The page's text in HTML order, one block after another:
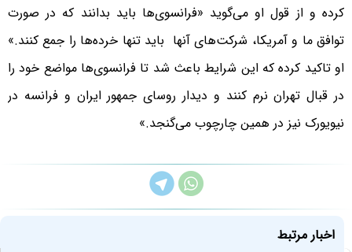
کرده و از قول او می‌گوید «فرانسوی‌ها باید بدانند که در صورت
توافق ما و آمریکا، شرکت‌های آنها باید تنها خرده‌ها را جمع کنند.»
او تاکید کرده که این شرایط باعث شد تا فرانسوی‌ها مواضع خود را
در قبال تهران نرم کنند و دیدار روسای جمهور ایران و فرانسه در
نیویورک نیز در همین چارچوب می‌گنجد.»
اخبار مرتبط